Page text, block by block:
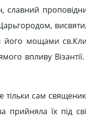
славний
його мощами
впливу
тільки сам
прийняла їх під